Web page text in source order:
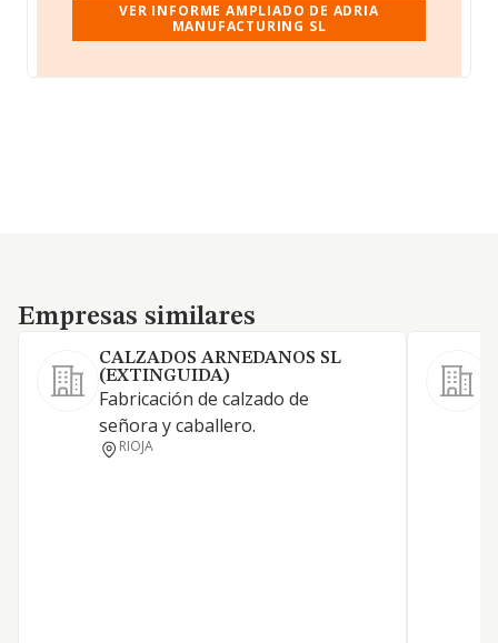
VER INFORME AMPLIADO DE ADRIA
MANUFACTURING SL
Empresas similares
Empresas similares
CALZADOS ARNEDANOS SL
(EXTINGUIDA)
Fabricación de calzado de
señora y caballero.
RIOJA